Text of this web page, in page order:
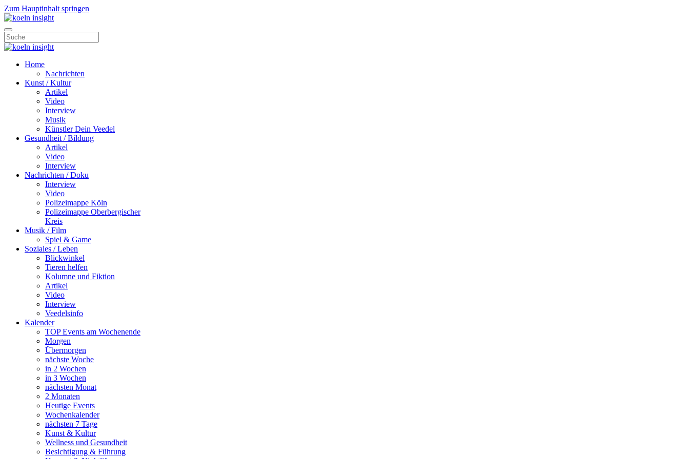
Zum Hauptinhalt springen
Home
Nachrichten
Kunst / Kultur
Artikel
Video
Interview
Musik
Künstler Dein Veedel
Gesundheit / Bildung
Artikel
Video
Interview
Nachrichten / Doku
Interview
Video
Polizeimappe Köln
Polizeimappe Oberbergischer
Kreis
Musik / Film
Spiel & Game
Soziales / Leben
Blickwinkel
Tieren helfen
Kolumne und Fiktion
Artikel
Video
Interview
Veedelsinfo
Kalender
TOP Events am Wochenende
Morgen
Übermorgen
nächste Woche
in 2 Wochen
in 3 Wochen
nächsten Monat
2 Monaten
Heutige Events
Wochenkalender
nächsten 7 Tage
Kunst & Kultur
Wellness und Gesundheit
Besichtigung & Führung